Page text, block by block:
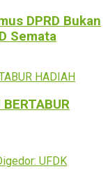
DPRD Bukan
Semata